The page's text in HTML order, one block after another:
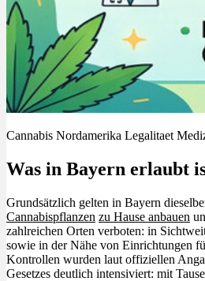
Cannabis Nordamerika Legalitaet
Was in Bayern erlaubt
Grundsätzlich gelten in Bayern
Cannabispflanzen zu Hause anbauen
zahlreichen Orten verboten: in
sowie in der Nähe von Einrichtungen
Kontrollen wurden laut offiziellen
Gesetzes deutlich intensiviert: mit